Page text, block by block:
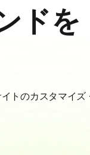
ドを
トのカスタマイズ